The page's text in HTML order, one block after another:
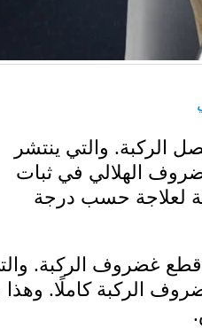
الركبة. والتي ينتشر
الهلالي في ثبات
لعلاجة حسب درجة
غضروف الركبة.
الركبة كاملًا. وهذا